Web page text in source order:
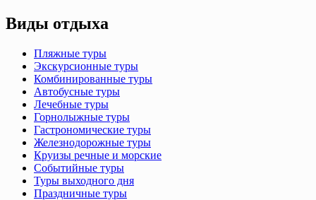
Виды отдыха
Пляжные туры
Экскурсионные туры
Комбинированные туры
Автобусные туры
Лечебные туры
Горнолыжные туры
Гастрономические туры
Железнодорожные туры
Круизы речные и морские
Событийные туры
Туры выходного дня
Праздничные туры